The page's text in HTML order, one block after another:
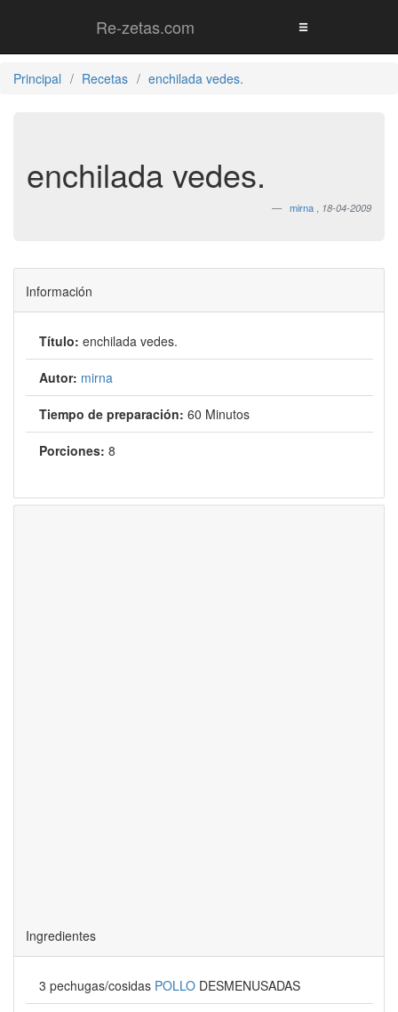
Re-zetas.com
Principal Recetas enchilada vedes.
enchilada vedes.
mirna 18-04-2009
Información
Título: enchilada vedes.
Autor: mirna
Tiempo de preparación: 60 Minutos
Porciones: 8
Ingredientes
3 pechugas/cosidas POLLO DESMENUSADAS